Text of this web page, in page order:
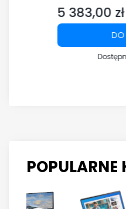
ProSupport
Cena
5 383,00 zł
DO
POPULARNE